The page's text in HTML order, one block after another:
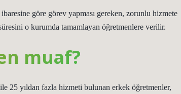
göre görev yapması gereken, zorunlu hizmete
o kurumda tamamlayan öğretmenlere verilir.
muaf?
25 yıldan fazla hizmeti bulunan erkek öğretmenler,